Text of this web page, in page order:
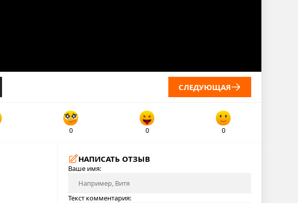
СЛЕДУЮЩАЯ
0 0 0
НАПИСАТЬ ОТЗЫВ
Ваше имя:
Текст комментария: